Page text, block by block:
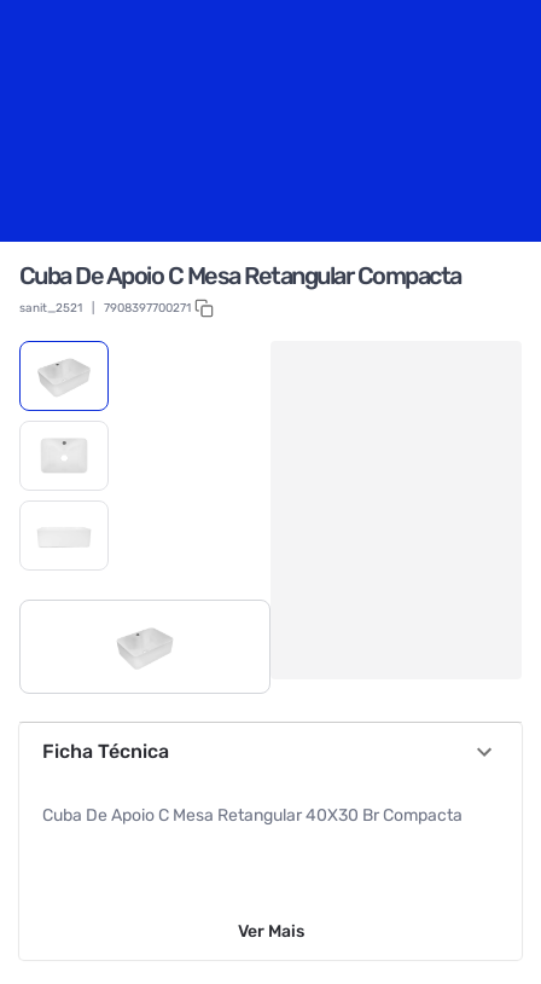
Cuba De Apoio C Mesa Retangular Compacta
sanit_2521 7908397700271
Ficha Técnica
Cuba De Apoio C Mesa Retangular 40X30 Br Compacta
Ver Mais